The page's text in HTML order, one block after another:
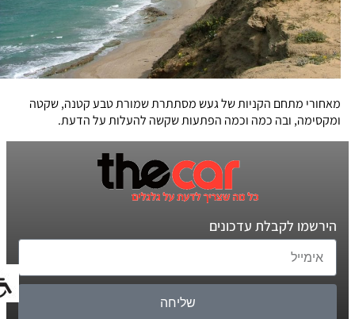
מאחורי מתחם הקניות של געש מסתתרת שמורת טבע קטנה, שקטה
ומקסימה, ובה כמה וכמה הפתעות שקשה להעלות על הדעת.
הירשמו לקבלת עדכונים
שליחה